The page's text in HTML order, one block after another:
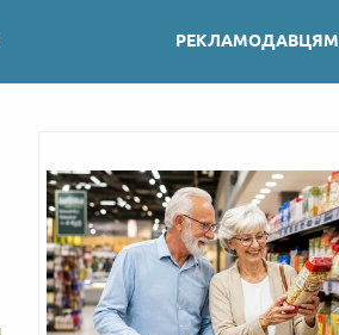
РЕКЛАМОДАВЦЯМ